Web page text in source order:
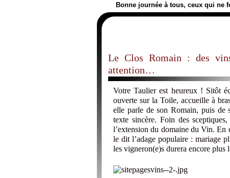
Bonne journée à tous, ceux qui ne
Le Clos Romain : des
attention…
Votre Taulier est heureux ! Sitôt
ouverte sur la Toile, accueille à
elle parle de son Romain, puis de
texte sincère. Foin des
l’extension du domaine du Vin. En
le dit l’adage populaire : mariage
les vigneron(e)s durera encore plus